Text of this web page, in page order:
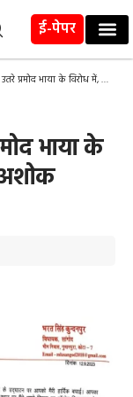
ई-पेपर
में, बाल कटवाकर कर अशोक गहलोत को भेज रहे
भाया के